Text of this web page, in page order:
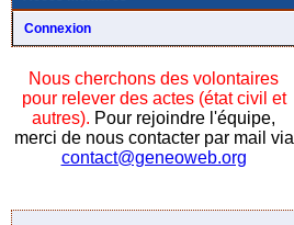
Connexion
Nous cherchons des volontaires
pour relever des actes (état civil et
autres). Pour rejoindre l'équipe,
merci de nous contacter par mail via
contact@geneoweb.org